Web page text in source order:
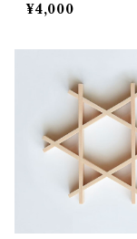
¥4,000